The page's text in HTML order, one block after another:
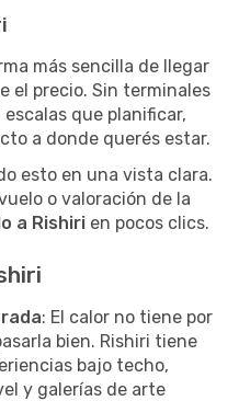
más sencilla de llegar
el precio. Sin terminales
que planificar,
a donde querés estar.
esto en una vista clara.
o valoración de la
a Rishiri en pocos clics.
: El calor no tiene por
bien. Rishiri tiene
bajo techo,
y galerías de arte